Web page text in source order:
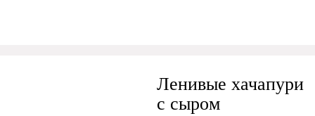
Ленивые хачапури
с сыром